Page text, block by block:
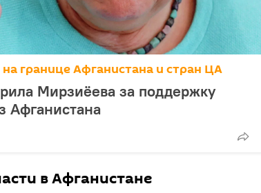
границе Афганистана и стран ЦА
Мирзиёева за поддержку
Афганистана
в Афганистане